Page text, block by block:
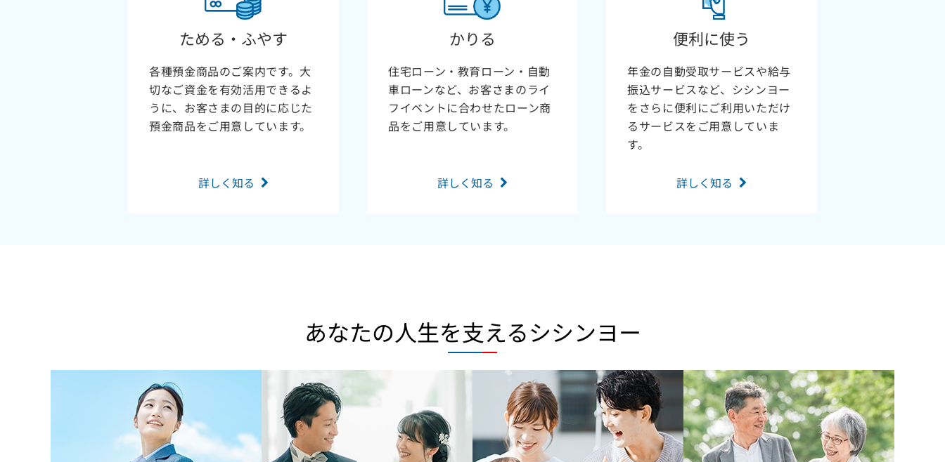
ためる・ふやす
各種預金商品のご案内です。大
切なご資金を有効活用できるよ
うに、お客さまの目的に応じた
預金商品をご用意しています。
詳しく知る
かりる
住宅ローン・教育ローン・自動
車ローンなど、お客さまのライ
フイベントに合わせたローン商
品をご用意しています。
詳しく知る
便利に使う
年金の自動受取サービスや給与
振込サービスなど、シシンヨー
をさらに便利にご利用いただけ
るサービスをご用意していま
す。
詳しく知る
あなたの人生を支えるシシンヨー